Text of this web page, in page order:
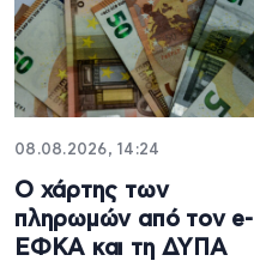
08.08.2026, 14:24
Ο χάρτης των
πληρωμών από τον e-
ΕΦΚΑ και τη ΔΥΠΑ